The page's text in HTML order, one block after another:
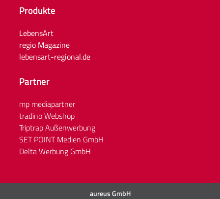
Produkte
LebensArt
regio Magazine
lebensart-regional.de
Partner
mp mediapartner
tradino Webshop
Triptrap Außenwerbung
SET POINT Medien GmbH
Delta Werbung GmbH
aureus GmbH